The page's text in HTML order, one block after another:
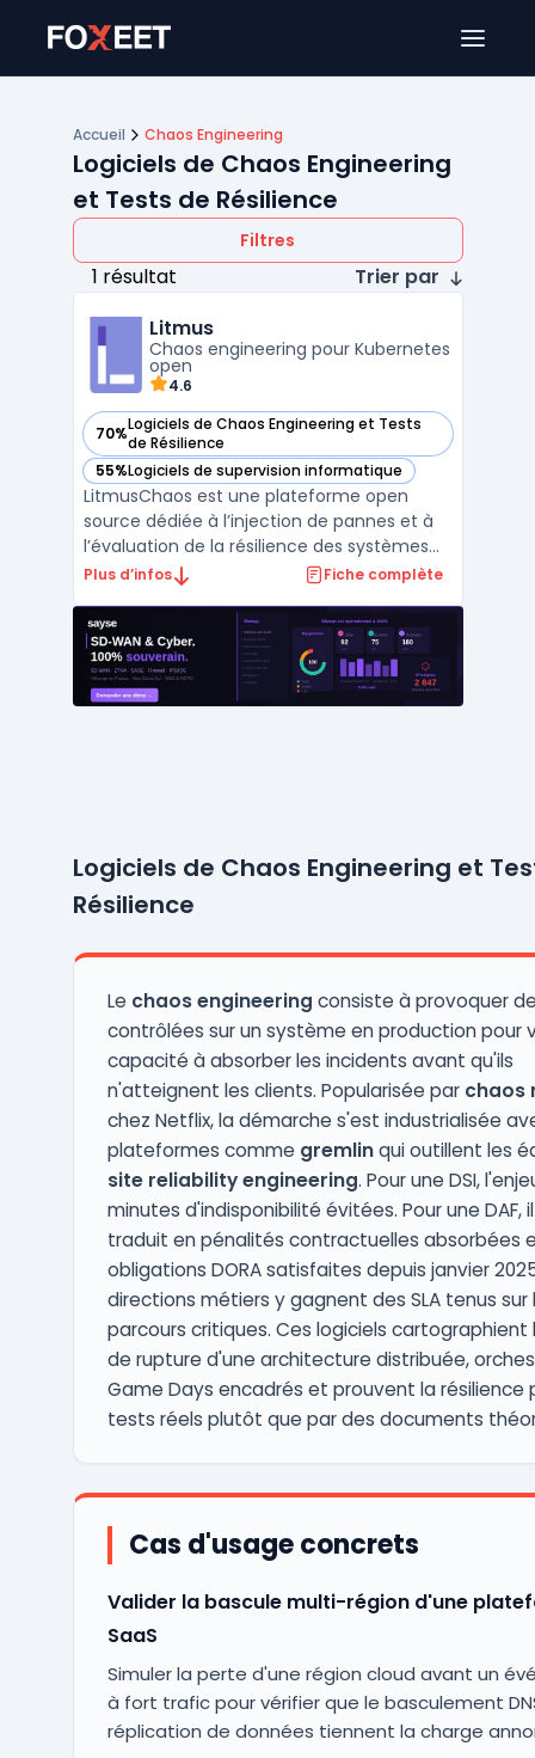
Accueil Chaos Engineering
Logiciels de Chaos Engineering
et Tests de Résilience
Filtres
1 résultat
Trier par
Litmus
Chaos engineering pour Kubernetes
open
4.6
70%Logiciels de Chaos Engineering et Tests
de Résilience
— voir Litmus dans cette catégorie
55%Logiciels de supervision informatique
— voir Litmus dans cette catégorie
LitmusChaos est une plateforme open
source dédiée à l’injection de pannes et à
l’évaluation de la résilience des systèmes
Kubernetes à l’aide de scénarios de chaos
équipes SRE, DevOps et QA d’automatiser
l’exécution de tests de résilience en
Plus d’infos Fiche complète
Logiciels de Chaos Engineering et
Résilience
Le chaos engineering consiste à provoquer
contrôlées sur un système en production pour
capacité à absorber les incidents avant qu'ils
n'atteignent les clients. Popularisée par chaos
chez Netflix, la démarche s'est industrialisée
plateformes comme gremlinqui outillent les
site reliability engineering. Pour une DSI,
minutes d'indisponibilité évitées. Pour une DAF,
traduit en pénalités contractuelles absorbées
obligations DORA satisfaites depuis janvier
directions métiers y gagnent des SLA tenus sur
parcours critiques. Ces logiciels cartographient
de rupture d'une architecture distribuée,
Game Days encadrés et prouvent la résilience
tests réels plutôt que par des documents
Cas d'usage concrets
Valider la bascule multi-région d'une
SaaS
Simuler la perte d'une région cloud avant un
à fort trafic pour vérifier que le basculement
réplication de données tiennent la charge